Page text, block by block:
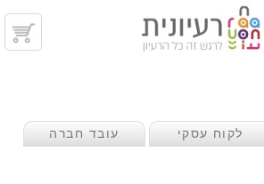
לקוח עסקי עובד חברה